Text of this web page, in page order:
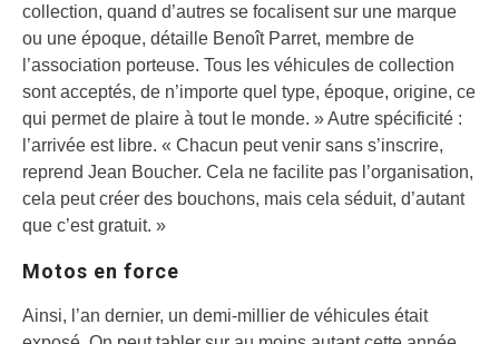
collection, quand d’autres se focalisent sur une marque
ou une époque, détaille Benoît Parret, membre de
l’association porteuse. Tous les véhicules de collection
sont acceptés, de n’importe quel type, époque, origine, ce
qui permet de plaire à tout le monde. » Autre spécificité :
l’arrivée est libre. « Chacun peut venir sans s’inscrire,
reprend Jean Boucher. Cela ne facilite pas l’organisation,
cela peut créer des bouchons, mais cela séduit, d’autant
que c’est gratuit. »
Motos en force
Ainsi, l’an dernier, un demi-millier de véhicules était